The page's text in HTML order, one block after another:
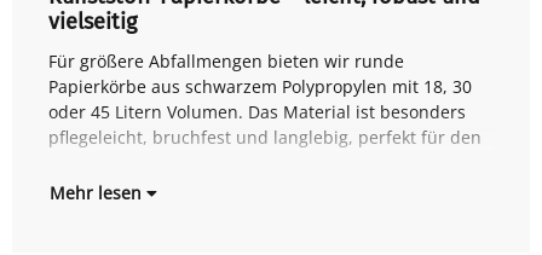
vielseitig
Für größere Abfallmengen bieten wir runde
Papierkörbe aus schwarzem Polypropylen mit 18, 30
oder 45 Litern Volumen. Das Material ist besonders
pflegeleicht, bruchfest und langlebig, perfekt für den
täglichen Gebrauch in Büro, Flur oder
Besprechungsräumen. Der umlaufende Griffrand
erleichtert das Entleeren und sorgt für eine stabile
Mehr lesen